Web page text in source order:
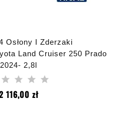
Osłony I Zderzaki
Land Cruiser 250 Prado
2024- 2,8l
116,00 złCena